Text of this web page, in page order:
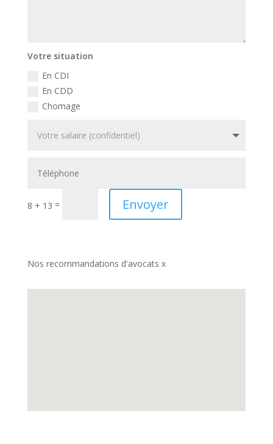
Votre situation
En CDI
En CDD
Chomage
8 + 13 = Envoyer
Nos recommandations d'avocats x